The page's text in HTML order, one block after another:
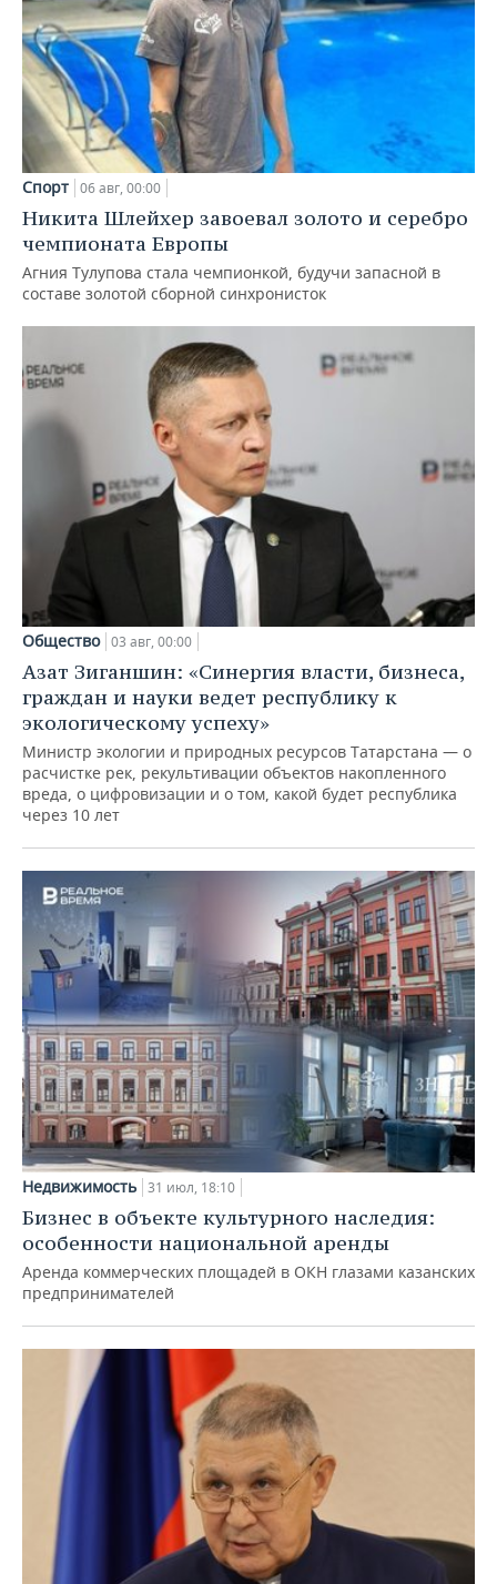
Спорт 06 авг, 00:00
Никита Шлейхер завоевал золото и серебро
чемпионата Европы
Агния Тулупова стала чемпионкой, будучи запасной в
составе золотой сборной синхронисток
Общество 03 авг, 00:00
Азат Зиганшин: «Синергия власти, бизнеса,
граждан и науки ведет республику к
экологическому успеху»
Министр экологии и природных ресурсов Татарстана — о
расчистке рек, рекультивации объектов накопленного
вреда, о цифровизации и о том, какой будет республика
через 10 лет
Недвижимость 31 июл, 18:10
Бизнес в объекте культурного наследия:
особенности национальной аренды
Аренда коммерческих площадей в ОКН глазами казанских
предпринимателей